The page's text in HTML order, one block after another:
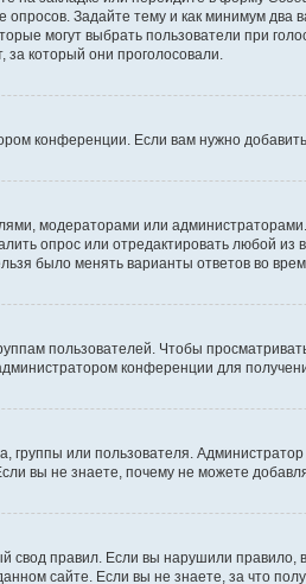
Задайте тему и как минимум
могут выбрать пользователи при
за который они проголосовали.
конференции. Если вам нужно
модераторами или
опрос или отредактировать любой
было менять варианты ответов во
пользователей. Чтобы
конференции для
группы или пользователя.
вы не знаете, почему не можете
свод правил. Если вы нарушили
сайте. Если вы не знаете, за что